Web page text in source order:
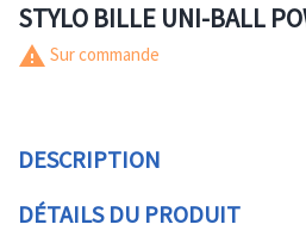
STYLO BILLE UNI-BALL
warning Sur commande
DESCRIPTION
DÉTAILS DU PRODUIT